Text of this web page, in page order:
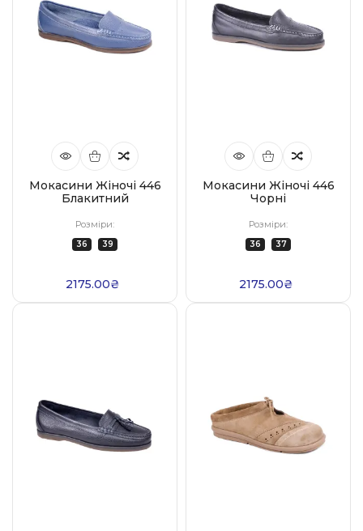
Мокасини Жіночі 446
Блакитний
Розміри:
36 39
2175.00₴
Мокасини Жіночі 446
Чорні
Розміри:
36 37
2175.00₴